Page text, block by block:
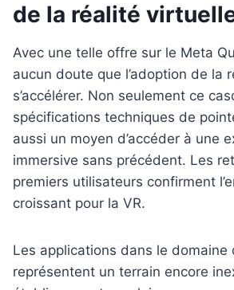
de la réalité
Avec une telle offre sur le Meta
aucun doute que l’adoption de la
s’accélérer. Non seulement ce
spécifications techniques de
aussi un moyen d’accéder à une
immersive sans précédent. Les
premiers utilisateurs confirment
croissant pour la VR.
Les applications dans le domaine
représentent un terrain encore